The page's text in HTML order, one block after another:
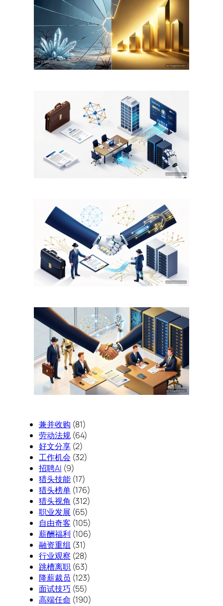
兼并收购 (81)
劳动法规(64)
好文分享(2)
工作机会 (32)
招聘AI (9)
猎头技能(17)
猎头榜单(176)
猎头视角 (312)
职业发展 (65)
自由奇客 (105)
薪酬福利 (106)
融资重组 (31)
行业观察 (28)
跳槽离职(63)
降薪裁员 (123)
面试技巧 (55)
高端任命 (190)